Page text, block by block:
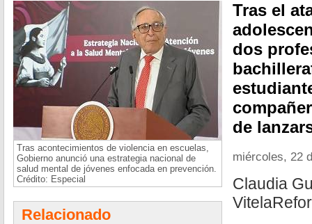
Tras acontecimientos de violencia en escuelas,
Gobierno anunció una estrategia nacional de
salud mental de jóvenes enfocada en prevención.
Crédito: Especial
Relacionado
Tras el
dos
de
miércoles, 22
Claudia